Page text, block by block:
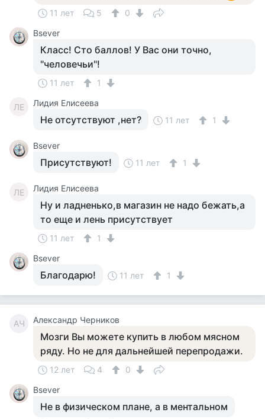
11 лет 5
0
Bsever
Класс! Сто баллов! У Вас они точно,
"человечьи"!
11 лет 1
ЛЕ Лидия Елисеева
Не отсутствуют ,нет? 11 лет 1
Bsever
Присутствуют! 11 лет 1
ЛЕ Лидия Елисеева
Ну и ладненько,в магазин не надо бежать,а
то еще и лень присутствует
11 лет
1
Bsever
Благодарю! 11 лет 1
АЧ Александр Черников
Мозги Вы можете купить в любом мясном
ряду. Но не для дальнейшей перепродажи.
12 лет 4
0
Bsever
Не в физическом плане, а в ментальном